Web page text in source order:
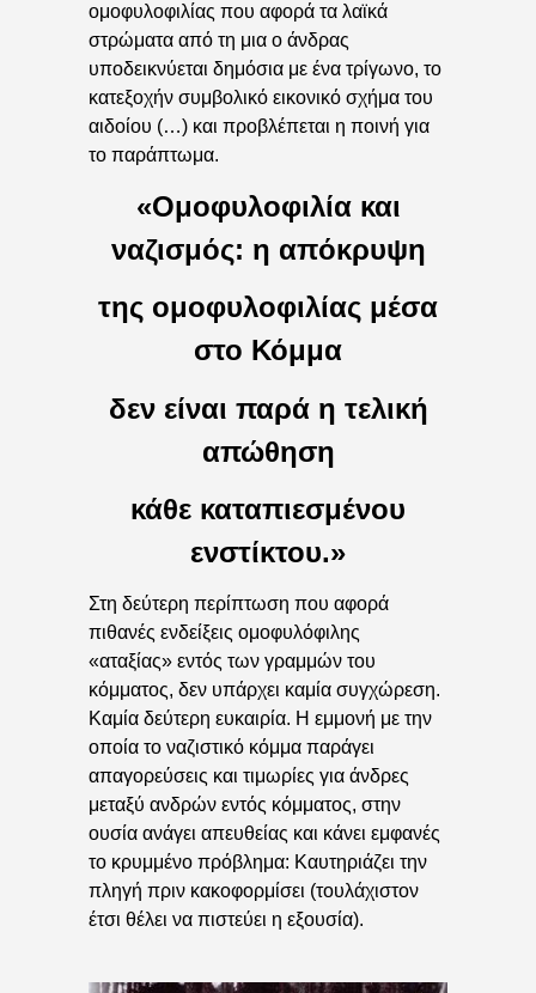
ομοφυλοφιλίας που αφορά τα λαϊκά
στρώματα από τη μια ο άνδρας
υποδεικνύεται δημόσια με ένα τρίγωνο, το
κατεξοχήν συμβολικό εικονικό σχήμα του
αιδοίου (…) και προβλέπεται η ποινή για
το παράπτωμα.
«Ομοφυλοφιλία και
ναζισμός: η απόκρυψη
της ομοφυλοφιλίας μέσα
στο Κόμμα
δεν είναι παρά η τελική
απώθηση
κάθε καταπιεσμένου
ενστίκτου.»
Στη δεύτερη περίπτωση που αφορά
πιθανές ενδείξεις ομοφυλόφιλης
«αταξίας» εντός των γραμμών του
κόμματος, δεν υπάρχει καμία συγχώρεση.
Καμία δεύτερη ευκαιρία. Η εμμονή με την
οποία το ναζιστικό κόμμα παράγει
απαγορεύσεις και τιμωρίες για άνδρες
μεταξύ ανδρών εντός κόμματος, στην
ουσία ανάγει απευθείας και κάνει εμφανές
το κρυμμένο πρόβλημα: Καυτηριάζει την
πληγή πριν κακοφορμίσει (τουλάχιστον
έτσι θέλει να πιστεύει η εξουσία).